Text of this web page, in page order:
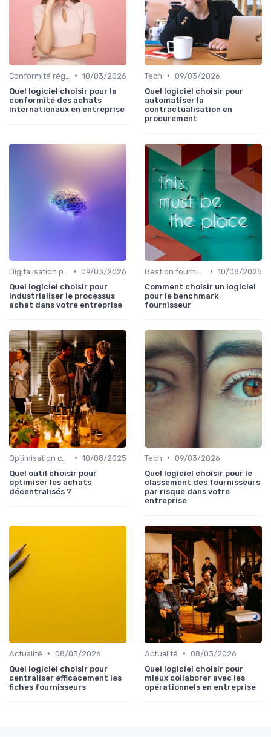
• 10/03/2026
Quel logiciel choisir pour la
conformité des achats
internationaux en entreprise
Tech • 09/03/2026
Quel logiciel choisir pour
automatiser la
contractualisation en
procurement
• 09/03/2026
Quel logiciel choisir pour
industrialiser le processus
achat dans votre entreprise
• 10/08/2025
Comment choisir un logiciel
pour le benchmark
fournisseur
• 10/08/2025
Quel outil choisir pour
optimiser les achats
décentralisés ?
Tech • 09/03/2026
Quel logiciel choisir pour le
classement des fournisseurs
par risque dans votre
entreprise
Actualité • 08/03/2026
Quel logiciel choisir pour
centraliser efficacement les
fiches fournisseurs
Actualité • 08/03/2026
Quel logiciel choisir pour
mieux collaborer avec les
opérationnels en entreprise